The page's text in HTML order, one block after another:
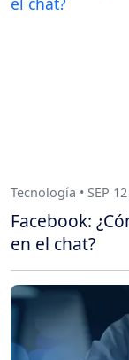
Tecnología • SEP
Facebook:
en el chat?